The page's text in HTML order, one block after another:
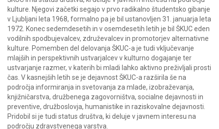
kulture. Njegovi začetki segajo v prvo radikalno študentsko gibanje
v Ljubljani leta 1968, formalno pa je bil ustanovljen 31. januarja leta
1972. Konec sedemdesetih in v osemdesetih letih je bil ŠKUC eden
vodilnih spodbujevalcev, združevalcev in promotorjev alternativne
kulture. Pomemben del delovanja ŠKUC-a je tudi vključevanje
mlajših in perspektivnih ustvarjalcev v kulturno dogajanje ter
ustvarjanje razmer, v katerih bi mladi lahko aktivno preživljali prosti
čas. V kasnejših letih se je dejavnost ŠKUC-a razširila še na
področja informiranja in svetovanja za mlade, izobraževanja,
knjižničarstva, družbenega zagovorništva, socialne dejavnosti in
preventive, družboslovja, humanistike in raziskovalne dejavnosti.
Pridobil si je tudi status društva, ki deluje v javnem interesu na
področju zdravstvenega varstva.